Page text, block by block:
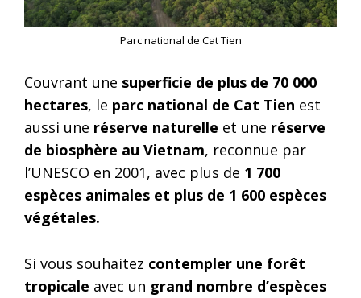
Parc national de Cat Tien
Couvrant une superficie de plus de 70 000
hectares, le parc national de Cat Tien est
aussi une réserve naturelle et une réserve
de biosphère au Vietnam, reconnue par
l’UNESCO en 2001, avec plus de 1 700
espèces animales et plus de 1 600 espèces
végétales.
Si vous souhaitez contempler une forêt
tropicale avec un grand nombre d’espèces